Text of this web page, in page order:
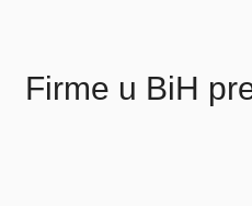
Firme u BiH